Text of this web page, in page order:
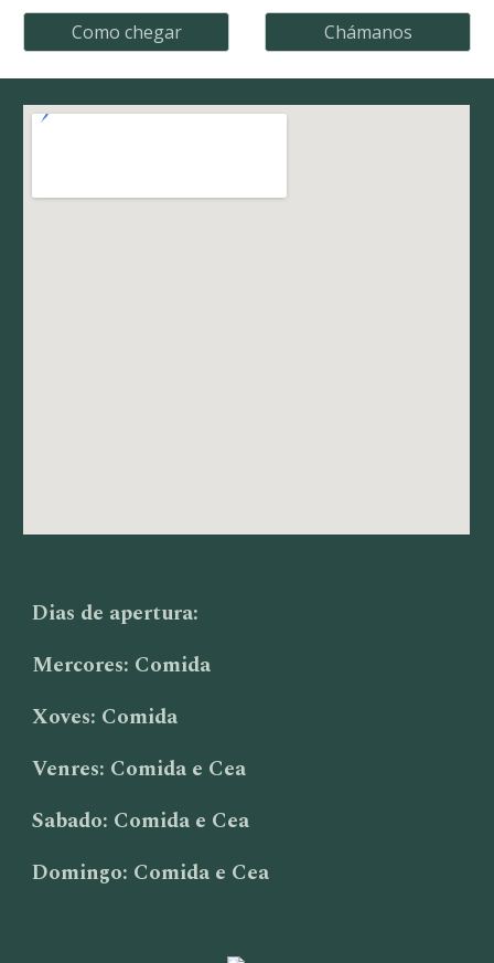
Como chegar Chámanos
Dias de apertura:
Mercores: Comida
Xoves: Comida
Venres: Comida e Cea
Sabado: Comida e Cea
Domingo: Comida e Cea